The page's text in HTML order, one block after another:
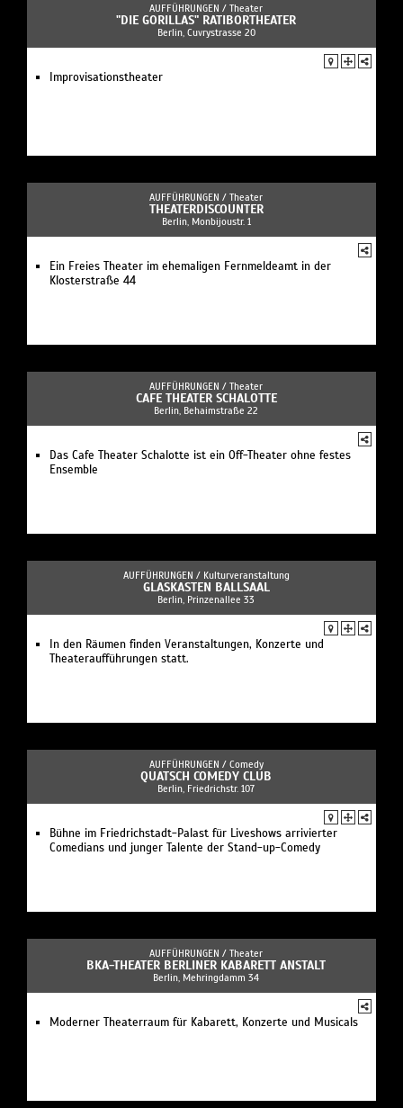
AUFFÜHRUNGEN / Theater
"DIE GORILLAS" RATIBORTHEATER
Berlin, Cuvrystrasse 20
Improvisationstheater
AUFFÜHRUNGEN / Theater
THEATERDISCOUNTER
Berlin, Monbijoustr. 1
Ein Freies Theater im ehemaligen Fernmeldeamt in der
Klosterstraße 44
AUFFÜHRUNGEN / Theater
CAFE THEATER SCHALOTTE
Berlin, Behaimstraße 22
Das Cafe Theater Schalotte ist ein Off-Theater ohne festes
Ensemble
AUFFÜHRUNGEN / Kulturveranstaltung
GLASKASTEN BALLSAAL
Berlin, Prinzenallee 33
In den Räumen finden Veranstaltungen, Konzerte und
Theateraufführungen statt.
AUFFÜHRUNGEN / Comedy
QUATSCH COMEDY CLUB
Berlin, Friedrichstr. 107
Bühne im Friedrichstadt-Palast für Liveshows arrivierter
Comedians und junger Talente der Stand-up-Comedy
AUFFÜHRUNGEN / Theater
BKA-THEATER BERLINER KABARETT ANSTALT
Berlin, Mehringdamm 34
Moderner Theaterraum für Kabarett, Konzerte und Musicals